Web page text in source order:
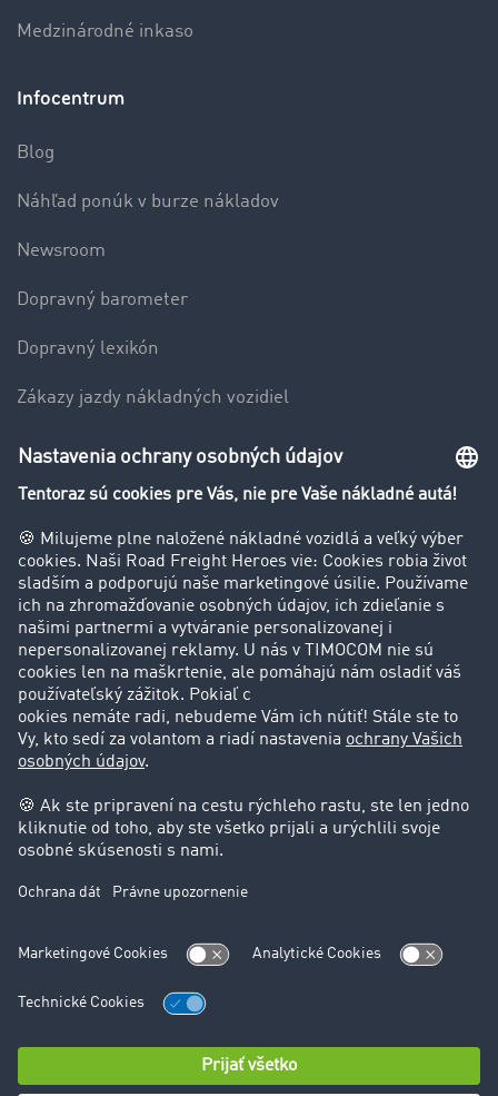
Medzinárodné inkaso
Infocentrum
Blog
Náhľad ponúk v burze nákladov
Newsroom
Dopravný barometer
Dopravný lexikón
Zákazy jazdy nákladných vozidiel
Firma
Príbehy zákazníkov
Zákazníci získavajú zákazníkov
Podpora
Kontakt
Právne informácie
Impressum
VOP